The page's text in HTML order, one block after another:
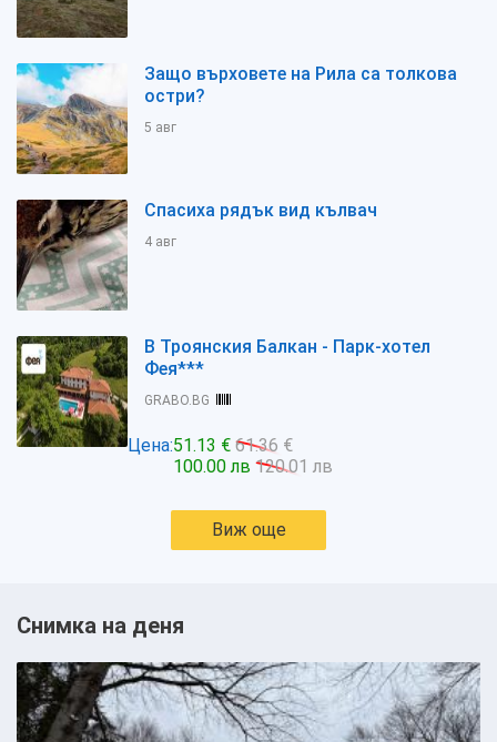
Защо върховете на Рила са толкова
остри?
5 авг
Спасиха рядък вид кълвач
4 авг
В Троянския Балкан - Парк-хотел
Фея***
GRABO.BG
Цена:51.13 € 61.36 €
100.00 лв 120.01 лв
Виж още
Снимка на деня